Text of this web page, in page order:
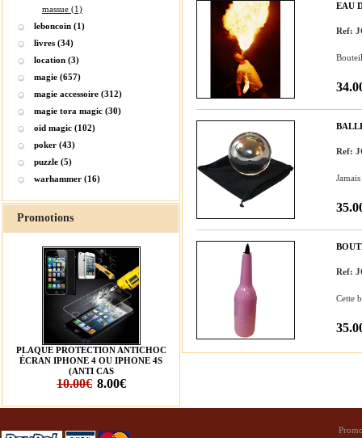
massue (1)
leboncoin (1)
livres (34)
location (3)
magie (657)
magie accessoire (312)
magie tora magic (30)
oid magic (102)
poker (43)
puzzle (5)
warhammer (16)
Promotions
PLAQUE PROTECTION ANTICHOC
ÉCRAN IPHONE 4 OU IPHONE 4S
(ANTI CAS
10.00€ 8.00€
EAU
Ref:
Ref:
Ref:
Cette